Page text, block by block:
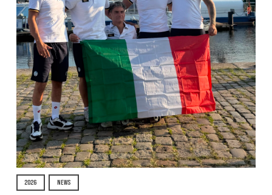
2026 NEWS